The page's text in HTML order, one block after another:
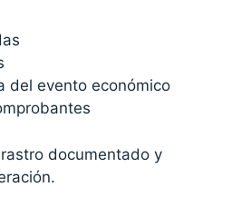
del evento económico
documentado y